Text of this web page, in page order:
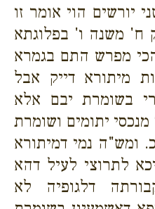
יורשים הוי אומר זו
ח' משנה ו' בפלוגתא
מפרש התם בגמרא
מיתורא דייק אבל
בשומרת יבם אלא
יתומים ושומרת
ומש"ה נמי דמיתורא
לתרוצי לעיל דהא
דלגופיה לא